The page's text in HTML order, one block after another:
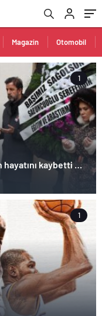
Magazin Otomobil
1
kaybetti –
1